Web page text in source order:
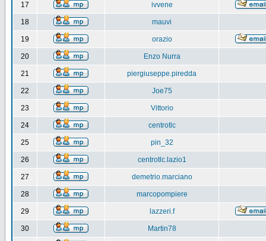
17 ivvene
18 mauvi
19 orazio
20 Enzo Nurra
21 piergiuseppe.piredda
22 Joe75
23 Vittorio
24 centrotlc
25 pin_32
26 centrotlc.lazio1
27 demetrio.marciano
28 marcopompiere
29 lazzeri.f
30 Martin78